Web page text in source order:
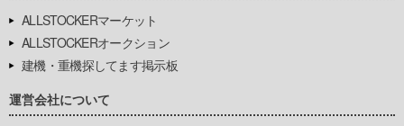
ALLSTOCKERマーケット
ALLSTOCKERオークション
建機・重機探してます掲示板
運営会社について